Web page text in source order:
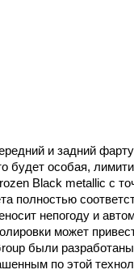
и задний
будет особая,
Black metallic с
полностью
непогоду и
может
были
по этой